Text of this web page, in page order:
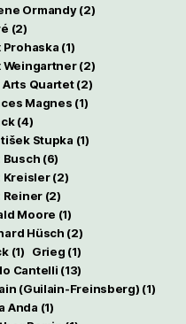
Ormandy(2)
(2)
Prohaska (1)
Weingartner(2)
Arts Quartet(2)
Magnes (1)
(4)
Stupka (1)
Busch (6)
Kreisler(2)
Reiner(2)
Moore (1)
Hüsch (2)
(1) Grieg (1)
Cantelli (13)
(Guilain-Freinsberg) (1)
Anda (1)